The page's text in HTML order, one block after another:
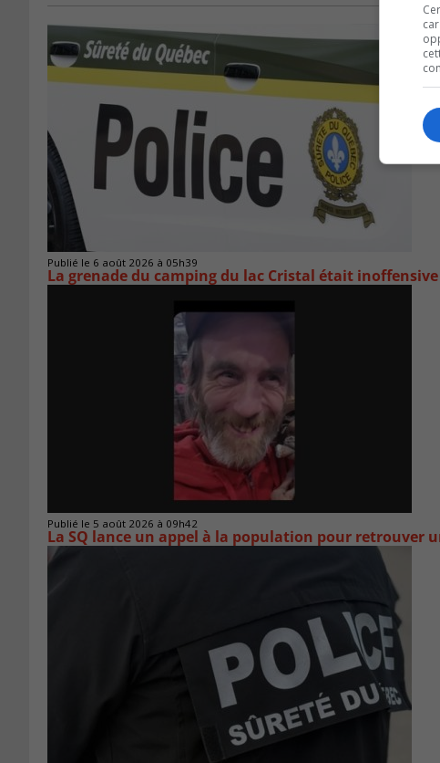
Publié le 6 août 2026 à 05h39
La grenade du camping du lac Cristal était inoffensive
Publié le 5 août 2026 à 09h42
La SQ lance un appel à la population pour retrouver